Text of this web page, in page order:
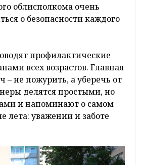
облисполкома очень
о безопасности каждого
профилактические
всех возрастов. Главная
– не пожурить, а уберечь от
делятся простыми, но
и напоминают о самом
лета: уважении и заботе